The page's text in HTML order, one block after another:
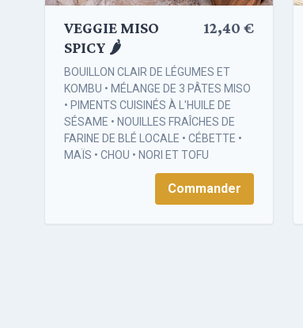
VEGGIE MISO
SPICY 🌶️
12,40 €
BOUILLON CLAIR DE LÉGUMES ET
KOMBU • MÉLANGE DE 3 PÂTES MISO
• PIMENTS CUISINÉS À L'HUILE DE
SÉSAME • NOUILLES FRAÎCHES DE
FARINE DE BLÉ LOCALE • CÉBETTE •
MAÏS • CHOU • NORI ET TOFU
Commander